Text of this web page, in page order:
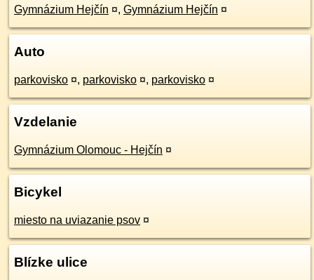
Gymnázium Hejčín ¤, Gymnázium Hejčín ¤
Auto
parkovisko ¤, parkovisko ¤, parkovisko ¤
Vzdelanie
Gymnázium Olomouc - Hejčín ¤
Bicykel
miesto na uviazanie psov ¤
Blízke ulice